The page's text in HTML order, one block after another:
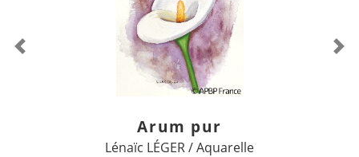
Arum pur
Lénaïc LÉGER / Aquarelle
Previous